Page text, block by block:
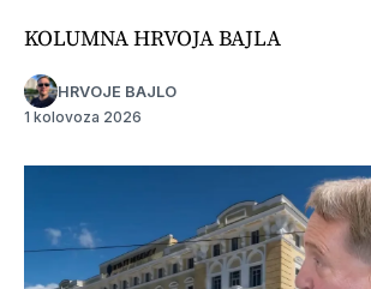
KOLUMNA HRVOJA BAJLA
HRVOJE BAJLO
1 kolovoza 2026